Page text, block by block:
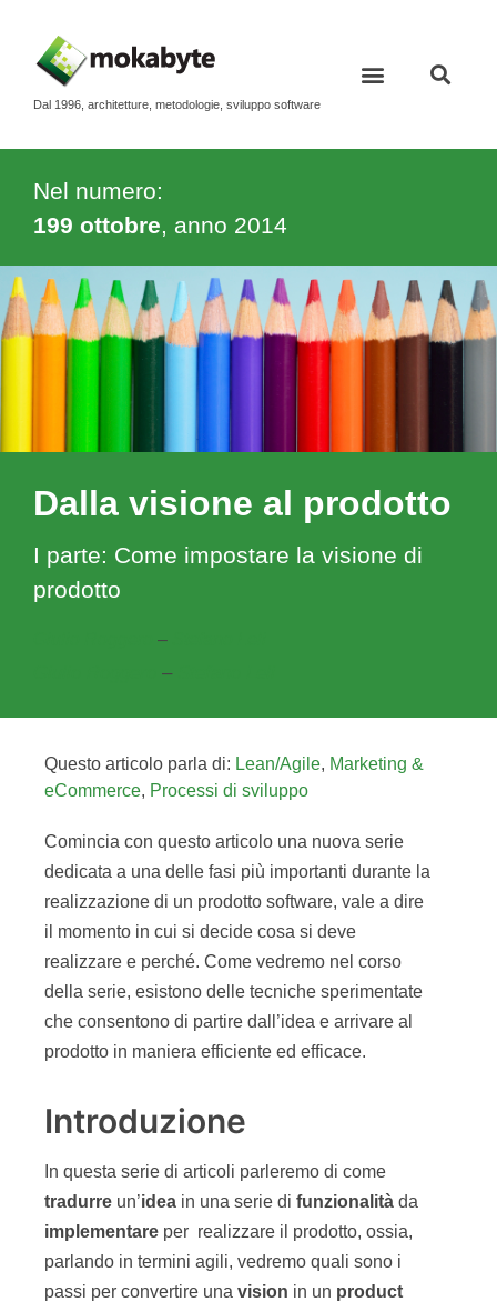
Dal 1996, architetture, metodologie, sviluppo software
Nel numero:
199 ottobre, anno 2014
Dalla visione al prodotto
I parte: Come impostare la visione di
prodotto
–
–
Questo articolo parla di: Lean/Agile, Marketing &
eCommerce, Processi di sviluppo
Comincia con questo articolo una nuova serie
dedicata a una delle fasi più importanti durante la
realizzazione di un prodotto software, vale a dire
il momento in cui si decide cosa si deve
realizzare e perché. Come vedremo nel corso
della serie, esistono delle tecniche sperimentate
che consentono di partire dall’idea e arrivare al
prodotto in maniera efficiente ed efficace.
Introduzione
In questa serie di articoli parleremo di come
tradurre un’idea in una serie di funzionalità da
implementare per realizzare il prodotto, ossia,
parlando in termini agili, vedremo quali sono i
passi per convertire una vision in un product